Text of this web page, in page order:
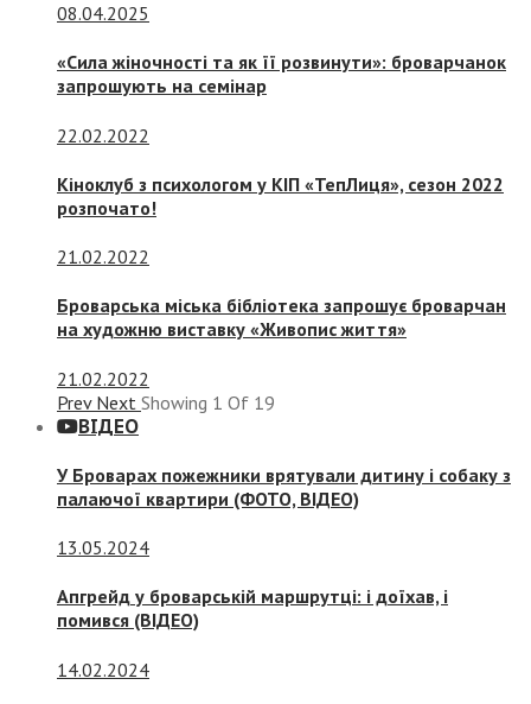
08.04.2025
«Сила жіночності та як її розвинути»: броварчанок
запрошують на семінар
22.02.2022
Кіноклуб з психологом у КІП «ТепЛиця», сезон 2022
розпочато!
21.02.2022
Броварська міська бібліотека запрошує броварчан
на художню виставку «Живопис життя»
21.02.2022
Prev Next Showing 1 Of 19
ВІДЕО
У Броварах пожежники врятували дитину і собаку з
палаючої квартири (ФОТО, ВІДЕО)
13.05.2024
Апгрейд у броварській маршрутці: і доїхав, і
помився (ВІДЕО)
14.02.2024